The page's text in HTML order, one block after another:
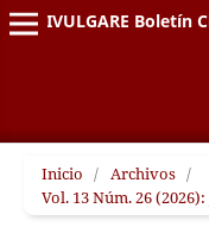
DIVULGARE Boletín
Inicio / Archivos /
Vol. 13 Núm. 26